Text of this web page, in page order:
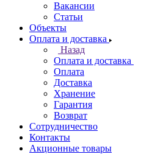
Вакансии
Статьи
Объекты
Оплата и доставка
Назад
Оплата и доставка
Оплата
Доставка
Хранение
Гарантия
Возврат
Сотрудничество
Контакты
Акционные товары